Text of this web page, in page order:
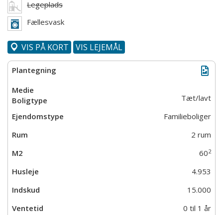
Legeplads
Fællesvask
VIS PÅ KORT VIS LEJEMÅL
Tæt/lavt
Familieboliger
2 rum
602
4.953
15.000
0 til 1 år